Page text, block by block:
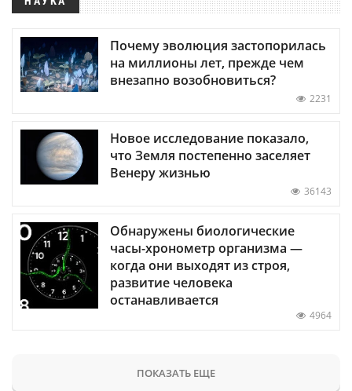
Почему эволюция застопорилась
на миллионы лет, прежде чем
внезапно возобновиться?
2231
Новое исследование показало,
что Земля постепенно заселяет
Венеру жизнью
36143
Обнаружены биологические
часы-хронометр организма —
когда они выходят из строя,
развитие человека
останавливается
4964
ПОКАЗАТЬ ЕЩЕ